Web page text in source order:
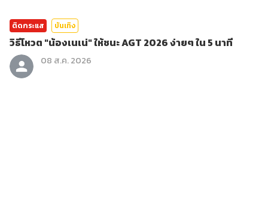
ติดกระแส บันเทิง
วิธีโหวต "น้องเนเน่" ให้ชนะ AGT 2026 ง่ายๆ ใน 5 นาที
08 ส.ค. 2026